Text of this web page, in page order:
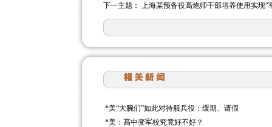
下一主题： 上海某预备役高炮师干部培养使用实现“
*美“大腕们”如此对待服兵役：缓期、请假
*美：高中变军校究竟好不好？